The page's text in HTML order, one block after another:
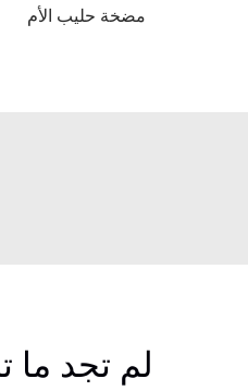
مضخة حليب الأم
لم تجد ما